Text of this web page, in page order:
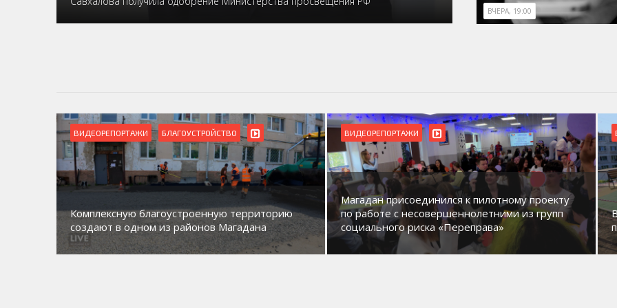
ВЧЕРА, 19:00
ВИДЕОРЕПОРТАЖИ БЛАГОУСТРОЙСТВО
Комплексную благоустроенную территорию
создают в одном из районов Магадана
ВИДЕОРЕПОРТАЖИ
Магадан присоединился к пилотному проекту
по работе с несовершеннолетними из групп
социального риска «Переправа»